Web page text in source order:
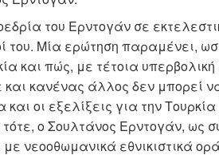
του Ερντογάν σε
του. Μία ερώτηση παραμένει,
και πώς, με τέτοια
κανένας άλλος δεν μπορεί
οι εξελίξεις για την
ο Σουλτάνος Ερντογάν, ως
νεοοθωμανικά εθνικιστικά